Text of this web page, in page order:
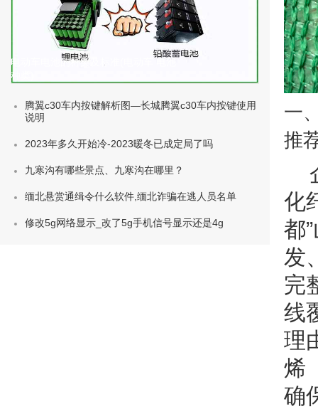
一
推
化
都
发
完
线
理
烯
确
电动车电池的种类及标准(电动车 电池
种类)
腾翼c30车内按键解析图—长城腾翼c30车内按键使用
说明
2023年多久开始冷-2023暖冬已成定局了吗
九寒沟有哪些景点、九寒沟在哪里？
缅北悬赏通缉令什么软件,缅北诈骗在逃人员名单
修改5g网络显示_改了5g手机信号显示还是4g